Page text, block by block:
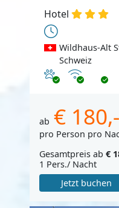
Hotel
Wildhaus-Alt
Schweiz
Haustiere erlaubt
Internet
ab € 180,-
pro Person pro
Gesamtpreis ab €
1 Pers./ Nacht
Jetzt buchen